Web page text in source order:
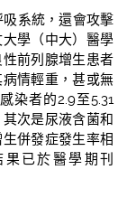
系統，還會攻擊
學（中大）醫學
前列腺增生患者
情輕重，甚或無
染者的2.9至5.31
次是尿液含菌和
併發症發生率相
已於醫學期刊